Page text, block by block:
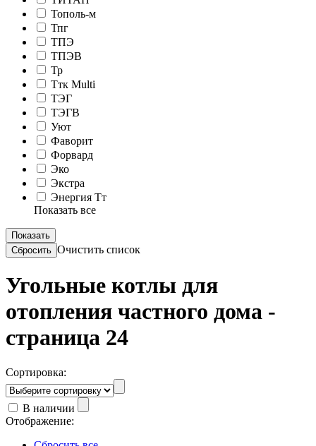
Тополь-м
Тпг
ТПЭ
ТПЭВ
Тр
Ттк Multi
ТЭГ
ТЭГВ
Уют
Фаворит
Форвард
Эко
Экстра
Энергия Тт
Показать все
Очистить список
Угольные котлы для
отопления частного дома -
страница 24
Сортировка:
В наличии
Отображение: